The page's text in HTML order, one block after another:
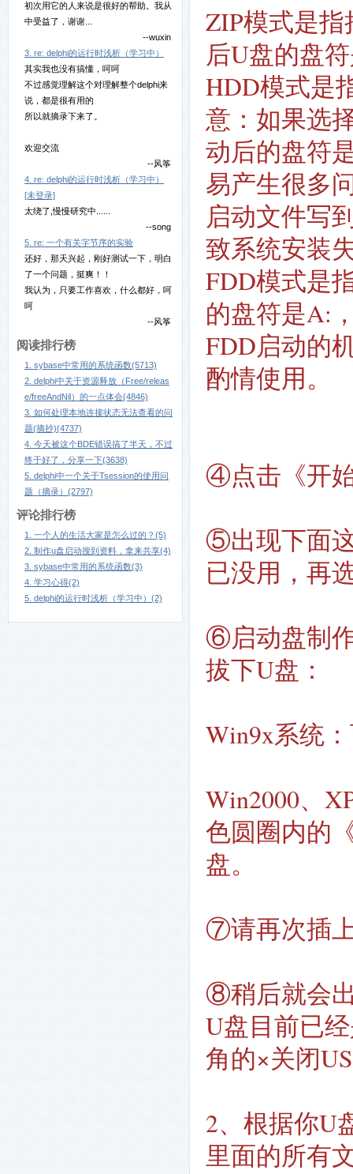
初次用它的人来说是很好的帮助。我从
中受益了，谢谢...
--wuxin
3. re: delphi的运行时浅析（学习中）
其实我也没有搞懂，呵呵
不过感觉理解这个对理解整个delphi来
说，都是很有用的
所以就摘录下来了。
欢迎交流
--风筝
4. re: delphi的运行时浅析（学习中）
[未登录]
太绕了,慢慢研究中......
--song
5. re: 一个有关字节序的实验
还好，那天兴起，刚好测试一下，明白
了一个问题，挺爽！！
我认为，只要工作喜欢，什么都好，呵
呵
--风筝
阅读排行榜
1. sybase中常用的系统函数(5713)
2. delphi中关于资源释放（Free/releas
e/freeAndNil）的一点体会(4846)
3. 如何处理本地连接状态无法查看的问
题(摘抄)(4737)
4. 今天被这个BDE错误搞了半天，不过
终于好了，分享一下(3638)
5. delphi中一个关于Tsession的使用问
题（摘录）(2797)
评论排行榜
1. 一个人的生活大家是怎么过的？(5)
2. 制作u盘启动搜到资料，拿来共享(4)
3. sybase中常用的系统函数(3)
4. 学习心得(2)
5. delphi的运行时浅析（学习中）(2)
ZIP模式是
后U盘的盘
HDD模式是
意：如果选
动后的盘符
易产生很多
启动文件写
致系统安装
FDD模式是
的盘符是A:
FDD启动的
酌情使用。
④点击《开
⑤出现下面
已没用，再
⑥启动盘制
拔下U盘：
Win9x系统
Win2000、
色圆圈内的
盘。
⑦请再次插
⑧稍后就会
U盘目前已
角的×关闭
2、根据你U
里面的所有